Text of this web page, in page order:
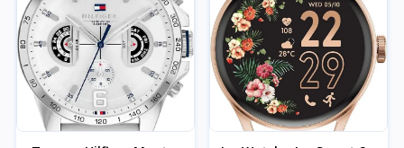
Cuir, sous-Cadrans pour
Le Jour et la Date,
Étanche jusqu'à 5ATM.
Cuir, sous-Cadrans pour
Le Jour et la Date,
Étanche jusqu'à 5ATM.